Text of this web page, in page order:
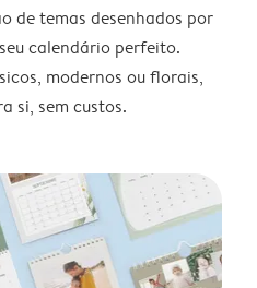
de temas desenhados por
calendário perfeito.
modernos ou florais,
si, sem custos.